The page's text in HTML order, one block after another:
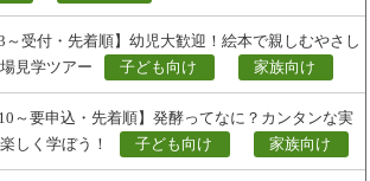
3～受付・先着順】幼児大歓迎！絵本で親しむやさし
見学ツアー
子ども向け 家族向け
10～要申込・先着順】発酵ってなに？カンタンな実
しく学ぼう！
子ども向け 家族向け